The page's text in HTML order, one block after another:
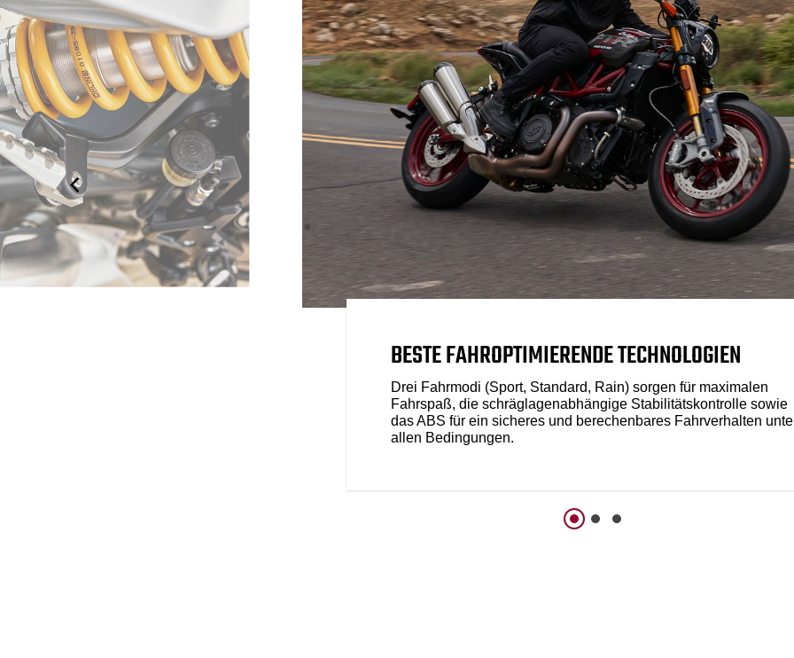
BESTE FAHROPTIMIERENDE TECHNOLOGIEN
Drei Fahrmodi (Sport, Standard, Rain) sorgen für maximalen
Fahrspaß, die schräglagenabhängige Stabilitätskontrolle sowie
das ABS für ein sicheres und berechenbares Fahrverhalten
allen Bedingungen.